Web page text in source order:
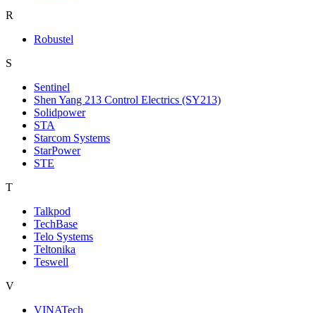
R
Robustel
S
Sentinel
Shen Yang 213 Control Electrics (SY213)
Solidpower
STA
Starcom Systems
StarPower
STE
T
Talkpod
TechBase
Telo Systems
Teltonika
Teswell
V
VINATech